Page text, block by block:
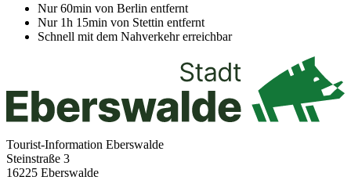
Nur 60min von Berlin entfernt
Nur 1h 15min von Stettin entfernt
Schnell mit dem Nahverkehr erreichbar
Tourist-Information Eberswalde
Steinstraße 3
16225 Eberswalde